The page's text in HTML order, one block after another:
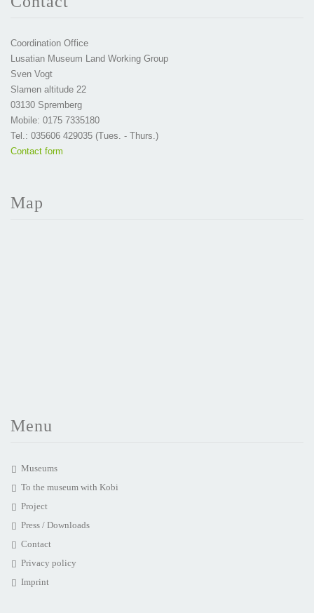
Coordination Office
Lusatian Museum Land Working Group
Sven Vogt
Slamen altitude 22
03130 Spremberg
Mobile: 0175 7335180
Tel.: 035606 429035 (Tues. - Thurs.)
Contact form
Map
Menu
Museums
To the museum with Kobi
Project
Press / Downloads
Contact
Privacy policy
Imprint